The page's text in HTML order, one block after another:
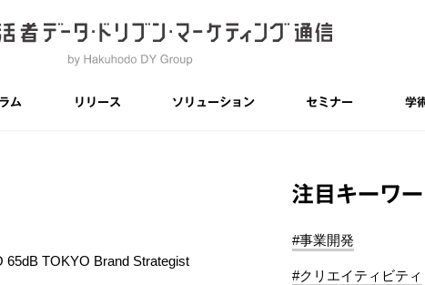
ム リリース ソリューション セミナー 学
TOKYO Brand Strategist
注目キーワ
#事業開発
#クリエイティビティ